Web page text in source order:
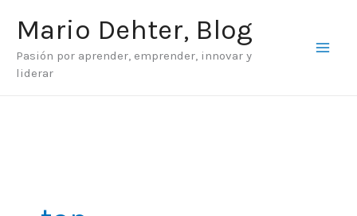
contenido
Mario Dehter, Blog
Pasión por aprender, emprender, innovar y
liderar